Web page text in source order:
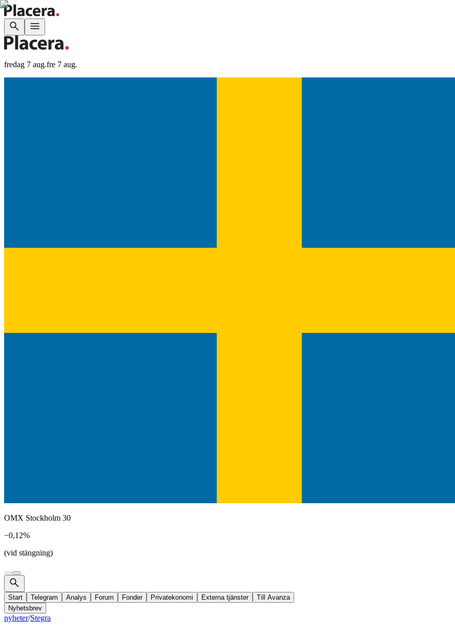
fredag 7 aug.fre 7 aug.
OMX Stockholm 30
−0,12%
(vid stängning)
Start Telegram Analys Forum Fonder Privatekonomi Externa tjänster
Till Avanza
Nyhetsbrev
nyheter/Stegra